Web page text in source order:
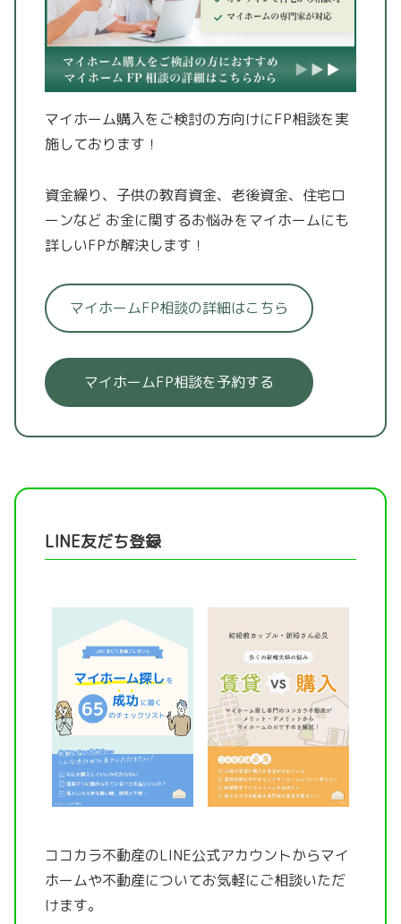
マイホーム購入をご検討の方向けにFP相談を実
施しております！
資金繰り、子供の教育資金、老後資金、住宅ロ
ーンなど お金に関するお悩みをマイホームにも
詳しいFPが解決します！
マイホームFP相談の詳細はこちら
マイホームFP相談を予約する
LINE友だち登録
ココカラ不動産のLINE公式アカウントからマイ
ホームや不動産についてお気軽にご相談いただ
けます。